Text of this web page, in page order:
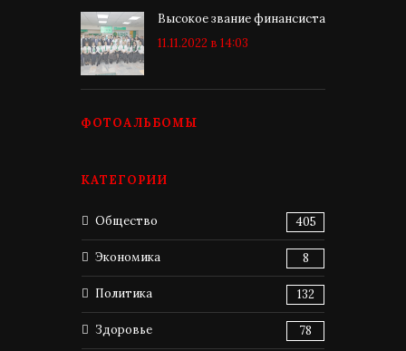
Высокое звание финансиста
11.11.2022 в 14:03
ФОТОАЛЬБОМЫ
КАТЕГОРИИ
Общество 405
Экономика 8
Политика 132
Здоровье 78